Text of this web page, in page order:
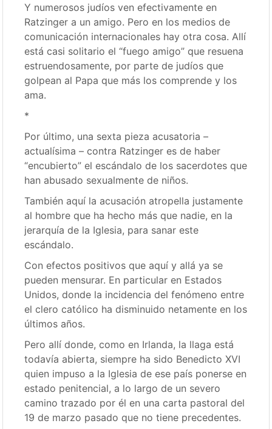
Y numerosos judíos ven efectivamente en
Ratzinger a un amigo. Pero en los medios de
comunicación internacionales hay otra cosa. Allí
está casi solitario el “fuego amigo” que resuena
estruendosamente, por parte de judíos que
golpean al Papa que más los comprende y los
ama.
*
Por último, una sexta pieza acusatoria –
actualísima – contra Ratzinger es de haber
“encubierto” el escándalo de los sacerdotes que
han abusado sexualmente de niños.
También aquí la acusación atropella justamente
al hombre que ha hecho más que nadie, en la
jerarquía de la Iglesia, para sanar este
escándalo.
Con efectos positivos que aquí y allá ya se
pueden mensurar. En particular en Estados
Unidos, donde la incidencia del fenómeno entre
el clero católico ha disminuido netamente en los
últimos años.
Pero allí donde, como en Irlanda, la llaga está
todavía abierta, siempre ha sido Benedicto XVI
quien impuso a la Iglesia de ese país ponerse en
estado penitencial, a lo largo de un severo
camino trazado por él en una carta pastoral del
19 de marzo pasado que no tiene precedentes.